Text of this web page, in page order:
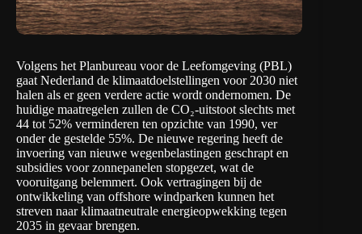
Volgens het Planbureau voor de Leefomgeving (PBL)
gaat Nederland de klimaatdoelstellingen voor 2030 niet
halen als er geen verdere actie wordt ondernomen. De
huidige maatregelen zullen de CO₂-uitstoot slechts met
44 tot 52% verminderen ten opzichte van 1990, ver
onder de gestelde 55%. De nieuwe regering heeft de
invoering van nieuwe wegenbelastingen geschrapt en
subsidies voor zonnepanelen stopgezet, wat de
vooruitgang belemmert. Ook vertragingen bij de
ontwikkeling van offshore windparken kunnen het
streven naar klimaatneutrale energieopwekking tegen
2035 in gevaar brengen.